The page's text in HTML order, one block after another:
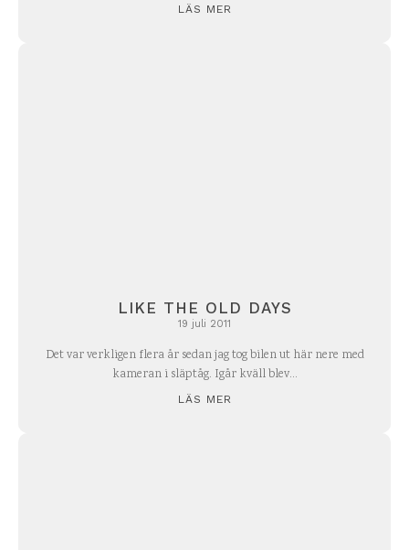
LÄS MER
LIKE THE OLD DAYS
19 juli 2011
Det var verkligen flera år sedan jag tog bilen ut här nere med
kameran i släptåg. Igår kväll blev...
LÄS MER